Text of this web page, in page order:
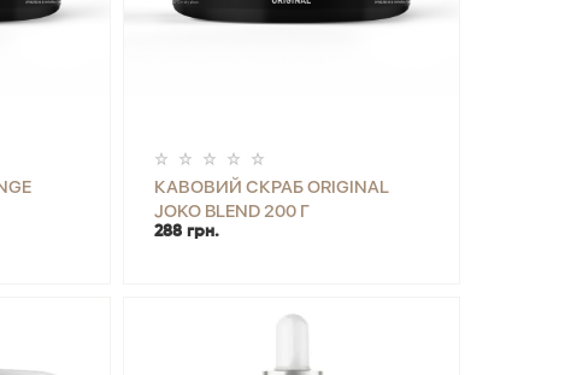
КАВОВИЙ СКРАБ ORIGINAL
JOKO BLEND 200 Г
288 грн.
-